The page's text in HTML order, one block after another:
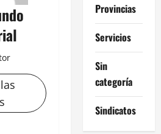
Provincias
Servicios
Sin
categoría
Sindicatos